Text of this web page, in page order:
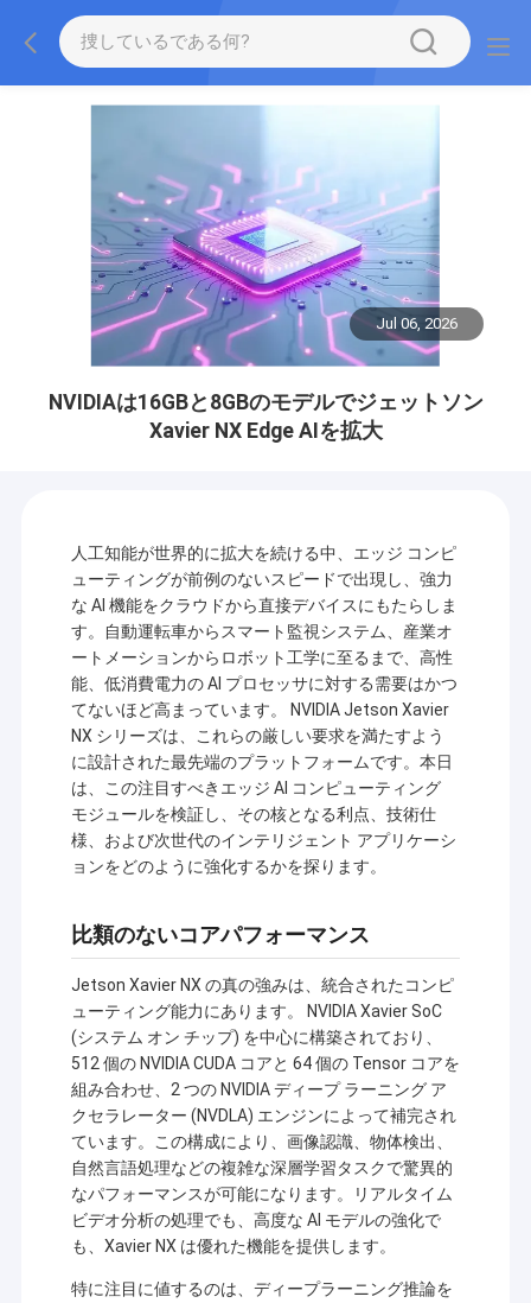
Jul 06, 2026
NVIDIAは16GBと8GBのモデルでジェットソン
Xavier NX Edge AIを拡大
人工知能が世界的に拡大を続ける中、エッジ コンピ
ューティングが前例のないスピードで出現し、強力
な AI 機能をクラウドから直接デバイスにもたらしま
す。自動運転車からスマート監視システム、産業オ
ートメーションからロボット工学に至るまで、高性
能、低消費電力の AI プロセッサに対する需要はかつ
てないほど高まっています。 NVIDIA Jetson Xavier
NX シリーズは、これらの厳しい要求を満たすよう
に設計された最先端のプラットフォームです。本日
は、この注目すべきエッジ AI コンピューティング
モジュールを検証し、その核となる利点、技術仕
様、および次世代のインテリジェント アプリケーシ
ョンをどのように強化するかを探ります。
比類のないコアパフォーマンス
Jetson Xavier NX の真の強みは、統合されたコンピ
ューティング能力にあります。 NVIDIA Xavier SoC
(システム オン チップ) を中心に構築されており、
512 個の NVIDIA CUDA コアと 64 個の Tensor コアを
組み合わせ、2 つの NVIDIA ディープ ラーニング ア
クセラレーター (NVDLA) エンジンによって補完され
ています。この構成により、画像認識、物体検出、
自然言語処理などの複雑な深層学習タスクで驚異的
なパフォーマンスが可能になります。リアルタイム
ビデオ分析の処理でも、高度な AI モデルの強化で
も、Xavier NX は優れた機能を提供します。
特に注目に値するのは、ディープラーニング推論を